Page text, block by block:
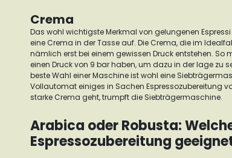
Crema
Das wohl wichtigste Merkmal von gelungenen
eine Crema in der Tasse auf. Die Crema, die im
nämlich erst bei einem gewissen Druck entstehen. So
einen Druck von 9 bar haben, um dazu in der lage zu
beste Wahl einer Maschine ist wohl eine
Vollautomat einiges in Sachen Espressozubereitung
starke Crema geht, trumpft die Siebträgermaschine.
Arabica oder Robusta:
Espressozubereitung